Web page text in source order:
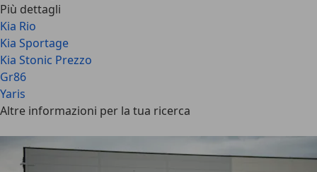
Più dettagli
Kia Rio
Kia Sportage
Kia Stonic Prezzo
Gr86
Yaris
Altre informazioni per la tua ricerca